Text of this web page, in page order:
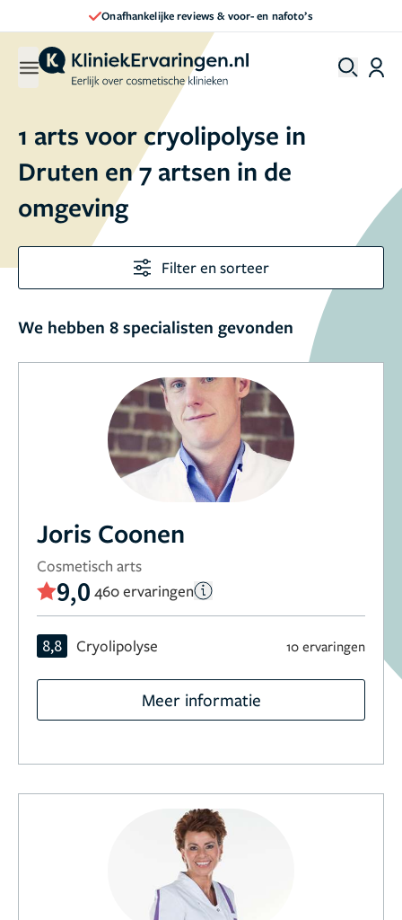
Onafhankelijke reviews & voor- en nafoto’s
1 arts voor cryolipolyse in
Druten en 7 artsen in de
omgeving
Filter en sorteer
We hebben 8 specialisten gevonden
Joris Coonen
Cosmetisch arts
9,0 460 ervaringen
8,8 Cryolipolyse 10 ervaringen
Meer informatie